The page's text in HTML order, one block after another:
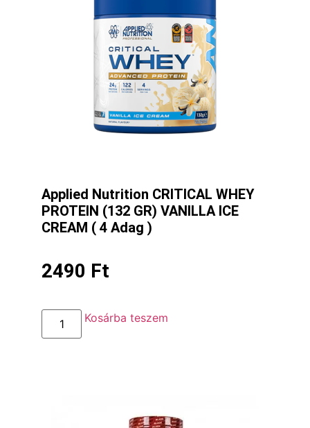
Applied Nutrition CRITICAL WHEY
PROTEIN (132 GR) VANILLA ICE
CREAM ( 4 Adag )
2490 Ft
Kosárba teszem